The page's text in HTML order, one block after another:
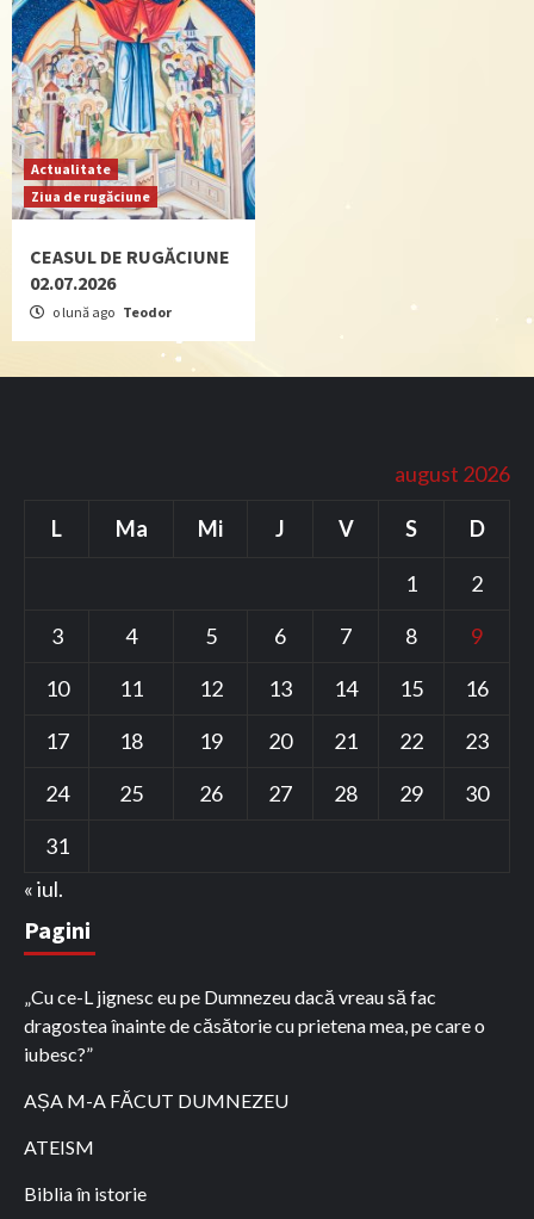
Actualitate
Ziua de rugăciune
CEASUL DE RUGĂCIUNE
02.07.2026
o lună ago Teodor
august 2026
L Ma Mi J V S D
1
2
3
4 5 6 7 8
9
10
11 12 13 14 15
16
17
18 19 20 21 22
23
24
25 26 27 28 29
30
31
« iul.
Pagini
„Cu ce-L jignesc eu pe Dumnezeu dacă vreau să fac
dragostea înainte de căsătorie cu prietena mea, pe care o
iubesc?”
AȘA M-A FĂCUT DUMNEZEU
ATEISM
Biblia în istorie